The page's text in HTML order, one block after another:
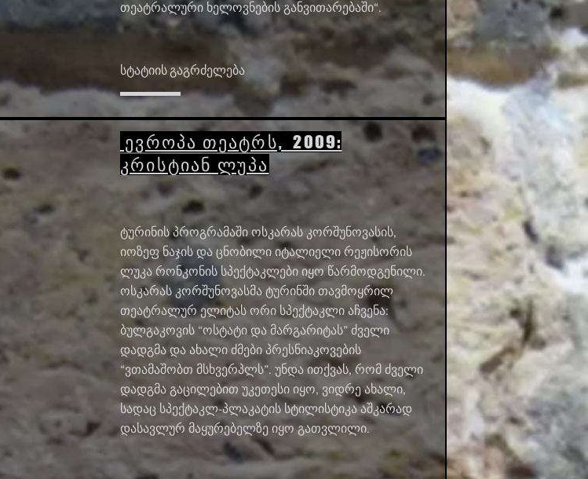
თეატრალური ხელოვნების განვითარებაში“.
სტატიის გაგრძელება
ევროპა თეატრს, 2009:
კრისტიან ლუპა
ტურინის პროგრამაში ოსკარას კორშუნოვასის,
იოზეფ ნაჯის და ცნობილი იტალიელი რეჟისორის
ლუკა რონკონის სპექტაკლები იყო წარმოდგენილი.
ოსკარას კორშუნოვასმა ტურინში თავმოყრილ
თეატრალურ ელიტას ორი სპექტაკლი აჩვენა:
ბულგაკოვის “ოსტატი და მარგარიტას” ძველი
დადგმა და ახალი ძმები პრესნიაკოვების
“ვთამაშობთ მსხვერპლს”. უნდა ითქვას, რომ ძველი
დადგმა გაცილებით უკეთესი იყო, ვიდრე ახალი,
სადაც სპექტაკლ-პლაკატის სტილისტიკა აშკარად
დასავლურ მაყურებელზე იყო გათვლილი.